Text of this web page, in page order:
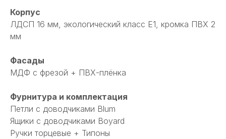
Корпус
ЛДСП 16 мм, экологический класс Е1, кромка ПВХ 2
мм
Фасады
МДФ с фрезой + ПВХ-плёнка
Фурнитура и комплектация
Петли с доводчиками Blum
Ящики с доводчиками Boyard
Ручки торцевые + Типоны